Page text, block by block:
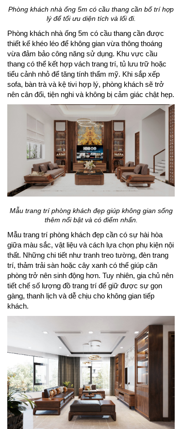
Phòng khách nhà ống 5m có cầu thang cần bố trí hợp
lý để tối ưu diện tích và lối đi.
Phòng khách nhà ống 5m có cầu thang cần được
thiết kế khéo léo để không gian vừa thông thoáng
vừa đảm bảo công năng sử dụng. Khu vực cầu
thang có thể kết hợp vách trang trí, tủ lưu trữ hoặc
tiểu cảnh nhỏ để tăng tính thẩm mỹ. Khi sắp xếp
sofa, bàn trà và kệ tivi hợp lý, phòng khách sẽ trở
nên cân đối, tiện nghi và không bị cảm giác chật hẹp.
Mẫu trang trí phòng khách đẹp giúp không gian sống
thêm nổi bật và có điểm nhấn.
Mẫu trang trí phòng khách đẹp cần có sự hài hòa
giữa màu sắc, vật liệu và cách lựa chọn phụ kiện nội
thất. Những chi tiết như tranh treo tường, đèn trang
trí, thảm trải sàn hoặc cây xanh có thể giúp căn
phòng trở nên sinh động hơn. Tuy nhiên, gia chủ nên
tiết chế số lượng đồ trang trí để giữ được sự gọn
gàng, thanh lịch và dễ chịu cho không gian tiếp
khách.